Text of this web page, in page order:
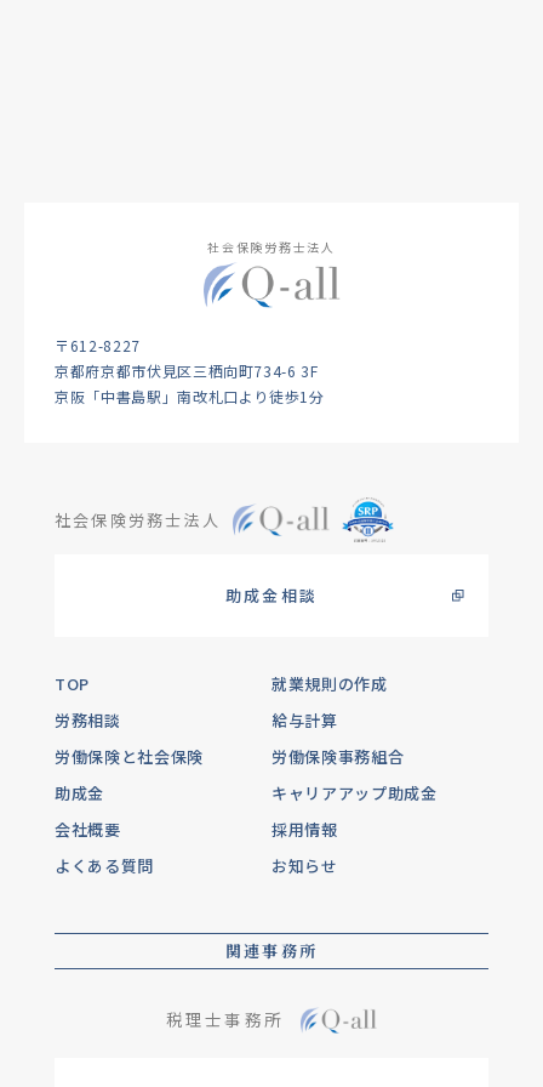
社会保険労務士法人
〒612-8227
京都府京都市伏見区三栖向町734-6 3F
京阪「中書島駅」南改札口より徒歩1分
社会保険労務士法人
助成金相談
TOP
就業規則の作成
労務相談
給与計算
労働保険と社会保険
労働保険事務組合
助成金
キャリアアップ助成金
会社概要
採用情報
よくある質問
お知らせ
関連事務所
税理士事務所